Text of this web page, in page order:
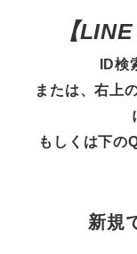
【
ID検
または、右上
もしくは下の
新規